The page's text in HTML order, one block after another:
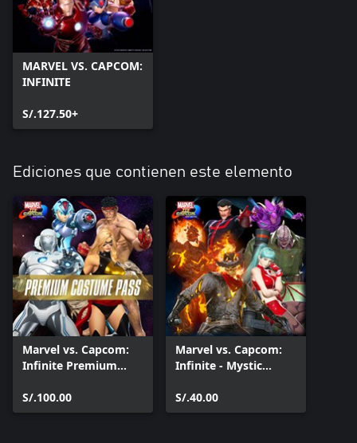
MARVEL VS. CAPCOM:
INFINITE
S/.127.50+
Ediciones que contienen este elemento
Marvel vs. Capcom:
Infinite Premium
S/.100.00
Marvel vs. Capcom:
Infinite - Mystic
Pack
S/.40.00